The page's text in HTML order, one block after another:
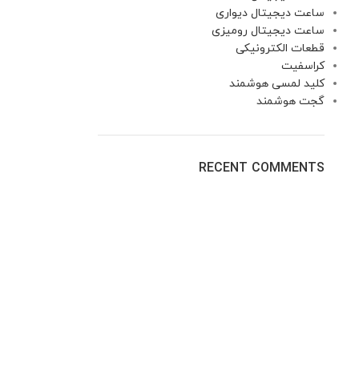
ساعت دیجیتال دیواری
ساعت دیجیتال رومیزی
قطعات الکترونیکی
کراسفیت
کلید لمسی هوشمند
گجت هوشمند
RECENT COMMENTS